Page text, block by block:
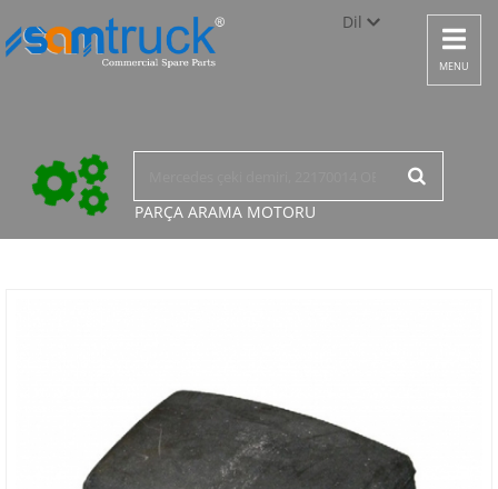
Dil
Türkçe
English
Toggle
MENU
PARÇA ARAMA MOTORU